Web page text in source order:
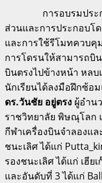
การอบรมประกอบ
ส่วนและการประกอบโ
และการใช้รีโมทควบคุ
การโดรนให้สามารถบิ
บินตรงไปข้างหน้า หล
นักเรียนได้ลงมือฝึกซ้อ
ดร.วันชัย อยู่ตรง ผู้อำน
ราชวิทยาลัย พิษณุโลก
กีฬาเครื่องบินจำลองแ
ชนะเลิศ ได้แก่
รองชนะเลิศ ได้แก่ เฮีย
และอันดับที่ 3 ได้แก่